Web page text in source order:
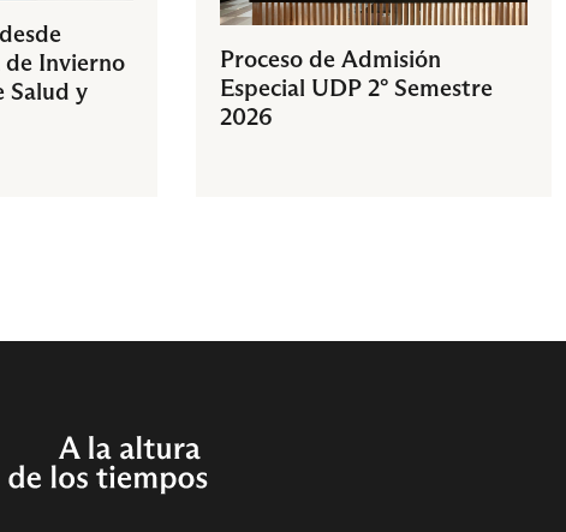
de Invierno
Salud y
Proceso de Admisión
Especial UDP 2° Semestre
2026